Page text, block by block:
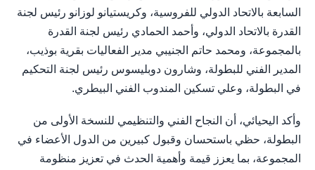
السابعة بالاتحاد الدولي للفروسية، وكريستيانو لوزانو رئيس لجنة
القدرة بالاتحاد الدولي، وأحمد الحمادي رئيس لجنة القدرة
بالمجموعة، ومحمد حاتم الجنيبي مدير الفعاليات بقرية بوذيب،
المدير الفني للبطولة، وشارون دوبليسوس رئيس لجنة التحكيم
في البطولة، وعلي تسكين المندوب الفني البيطري.
وأكد اليحيائي، أن النجاح الفني والتنظيمي للنسخة الأولى من
البطولة، حظي باستحسان وقبول كبيرين من الدول الأعضاء في
المجموعة، بما يعزز قيمة وأهمية الحدث في تعزيز منظومة